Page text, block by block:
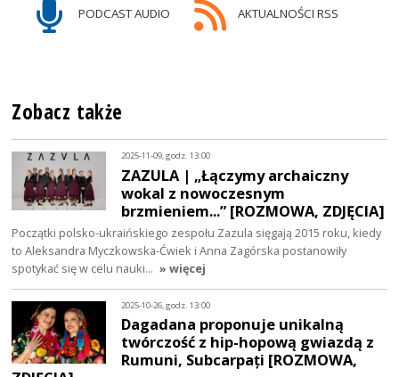
PODCAST AUDIO AKTUALNOŚCI RSS
Zobacz także
2025-11-09, godz. 13:00
ZAZULA | „Łączymy archaiczny
wokal z nowoczesnym
brzmieniem...” [ROZMOWA, ZDJĘCIA]
Początki polsko-ukraińskiego zespołu Zazula sięgają 2015 roku, kiedy
to Aleksandra Myczkowska-Ćwiek i Anna Zagórska postanowiły
spotykać się w celu nauki… » więcej
2025-10-26, godz. 13:00
Dagadana proponuje unikalną
twórczość z hip-hopową gwiazdą z
Rumuni, Subcarpați [ROZMOWA,